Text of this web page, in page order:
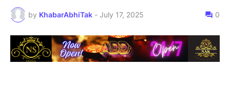
by KhabarAbhiTak - July 17, 2025 0